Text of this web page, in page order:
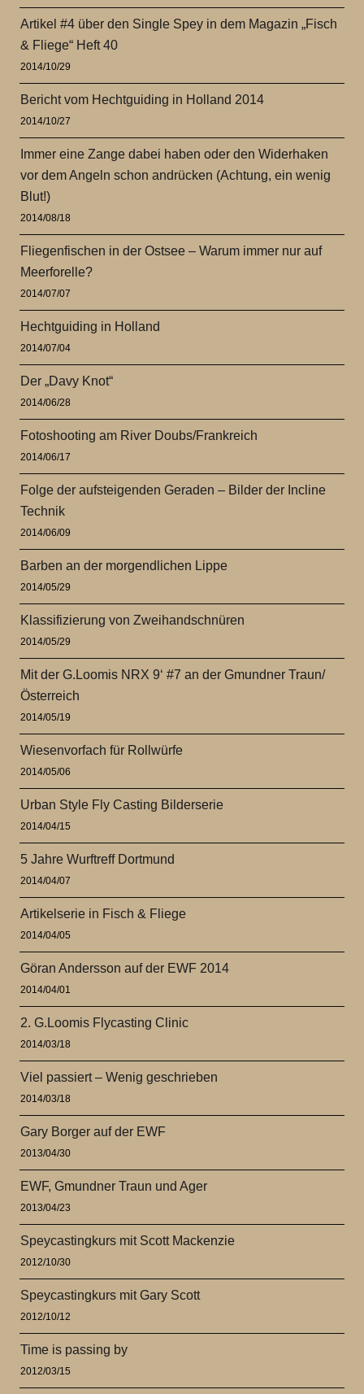
Artikel #4 über den Single Spey in dem Magazin „Fisch
& Fliege“ Heft 40
2014/10/29
Bericht vom Hechtguiding in Holland 2014
2014/10/27
Immer eine Zange dabei haben oder den Widerhaken
vor dem Angeln schon andrücken (Achtung, ein wenig
Blut!)
2014/08/18
Fliegenfischen in der Ostsee – Warum immer nur auf
Meerforelle?
2014/07/07
Hechtguiding in Holland
2014/07/04
Der „Davy Knot“
2014/06/28
Fotoshooting am River Doubs/Frankreich
2014/06/17
Folge der aufsteigenden Geraden – Bilder der Incline
Technik
2014/06/09
Barben an der morgendlichen Lippe
2014/05/29
Klassifizierung von Zweihandschnüren
2014/05/29
Mit der G.Loomis NRX 9‘ #7 an der Gmundner Traun/
Österreich
2014/05/19
Wiesenvorfach für Rollwürfe
2014/05/06
Urban Style Fly Casting Bilderserie
2014/04/15
5 Jahre Wurftreff Dortmund
2014/04/07
Artikelserie in Fisch & Fliege
2014/04/05
Göran Andersson auf der EWF 2014
2014/04/01
2. G.Loomis Flycasting Clinic
2014/03/18
Viel passiert – Wenig geschrieben
2014/03/18
Gary Borger auf der EWF
2013/04/30
EWF, Gmundner Traun und Ager
2013/04/23
Speycastingkurs mit Scott Mackenzie
2012/10/30
Speycastingkurs mit Gary Scott
2012/10/12
Time is passing by
2012/03/15